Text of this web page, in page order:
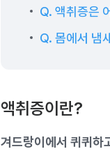
Q. 액취증은
Q. 몸에서 냄
액취증이란?
겨드랑이에서 퀴퀴하